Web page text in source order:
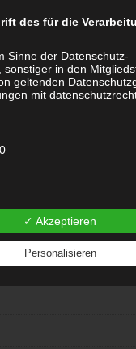
des für die
Sinne der Datenschutz-
sonstiger in den
geltenden
mit
/ LocalStorage
effektiver und
ihr Browser Daten
✓ Akzeptieren
Personalisieren